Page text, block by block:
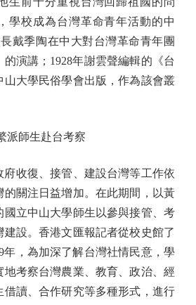
學校成為台灣革命青年活動的中
戴季陶在中大對台灣革命青年團
演講；1928年謝雲聲編輯的《台
山大學民俗學會出版，作為該會叢
師生赴台考察
收復、接管、建設台灣等工作依
的關注日益增加。在此期間，以黃
國立中山大學師生以參與接管、考
設。香港文匯報記者從校史館了
年，為加深了解台灣社情民意，學
地考察台灣農業、教育、政治、經
借讀、合作研究等多種形式，進行